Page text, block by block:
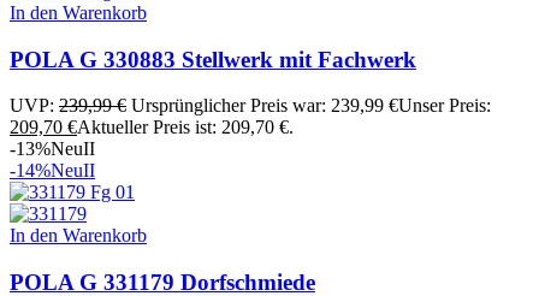
In den Warenkorb
POLA G 330883 Stellwerk mit Fachwerk
UVP: 239,99€ Ursprünglicher Preis war: 239,99 €Unser Preis:
209,70 €Aktueller Preis ist: 209,70 €.
-13%NeuII
-14%NeuII
In den Warenkorb
POLA G 331179 Dorfschmiede